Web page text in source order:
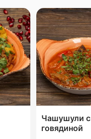
Чашушули с
говядиной